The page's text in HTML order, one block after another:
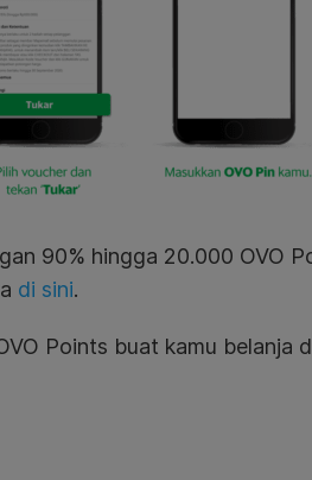
90% hingga 20.000 OVO
di sini.
Points buat kamu belanja